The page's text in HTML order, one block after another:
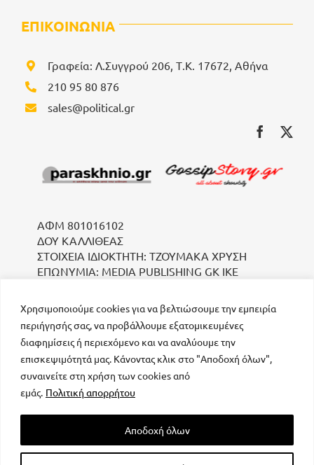
Χρησιμοποιούμε cookies για να βελτιώσουμε την εμπειρία
περιήγησής σας, να προβάλλουμε εξατομικευμένες
διαφημίσεις ή περιεχόμενο και να αναλύουμε την
επισκεψιμότητά μας. Κάνοντας κλικ στο "Αποδοχή όλων",
συναινείτε στη χρήση των cookies από
εμάς. Πολιτική απορρήτου
Αποδοχή όλων
ΕΠΙΚΟΙΝΩΝΙΑ
Γραφεία: Λ.Συγγρού 206, Τ.Κ. 17672, Αθήνα
210 95 80 876
sales@political.gr
ΑΦΜ 801016102
ΔΟΥ ΚΑΛΛΙΘΕΑΣ
ΣΤΟΙΧΕΙΑ ΙΔΙΟΚΤΗΤΗ: ΤΖΟΥΜΑΚΑ ΧΡΥΣΗ
ΕΠΩΝΥΜΙΑ: MEDIA PUBLISHING GK IKE
μοναδικός αριθμός Μ.Η.Τ. 232223